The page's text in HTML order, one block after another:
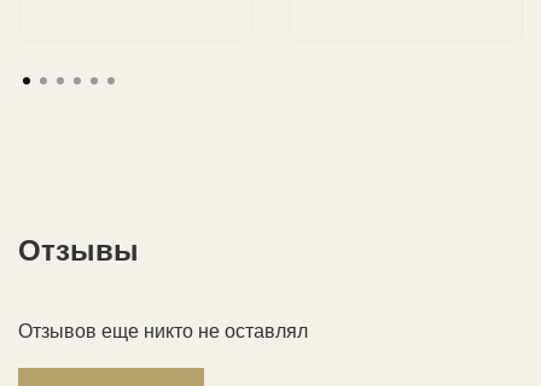
Отзывы
Отзывов еще никто не оставлял